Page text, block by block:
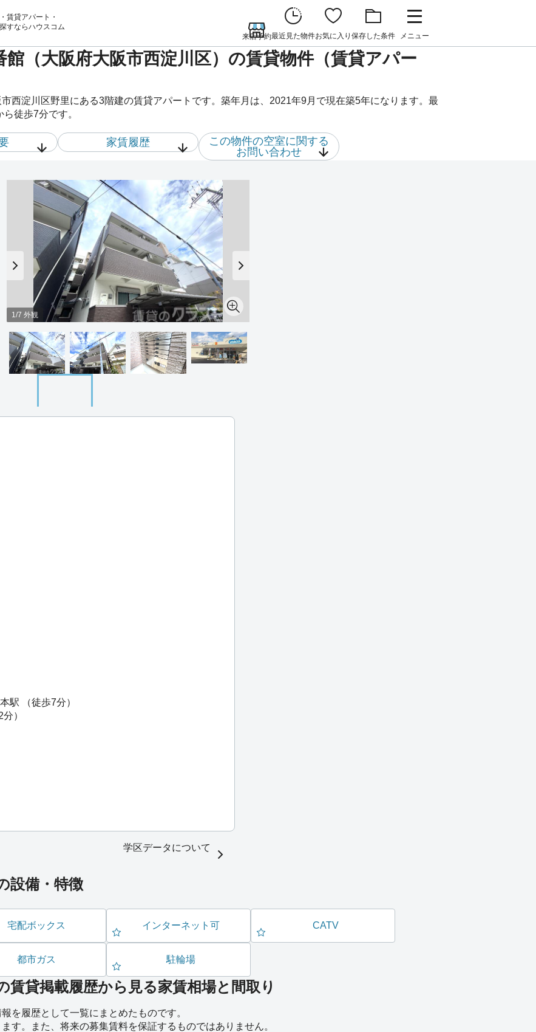
賃貸アパート・
探すならハウスコム
来店予約最近見た物件お気に入り 保存した条件 メニュー
（大阪府大阪市西淀川区）の賃貸物件（賃貸アパー
西淀川区野里にある3階建の賃貸アパートです。築年月は、2021年9月で現在築5年になります。最
徒歩7分です。
家賃履歴
この物件の空室に関する
お問い合わせ
1/7 外観
駅 （徒歩7分）
）
学区データについて
設備・特徴
宅配ボックス インターネット可 CATV
都市ガス 駐輪場
貸掲載履歴から見る家賃相場と間取り
を履歴として一覧にまとめたものです。
す。また、将来の募集賃料を保証するものではありません。